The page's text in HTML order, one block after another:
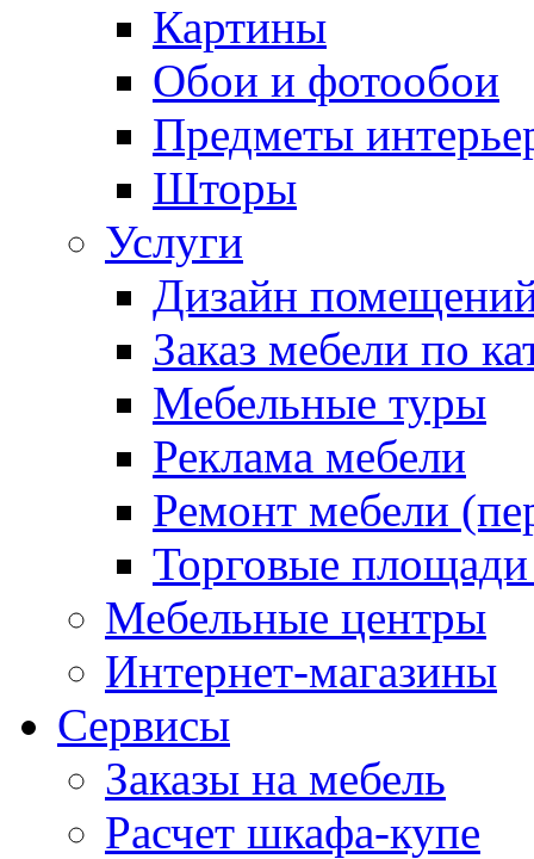
Картины
Обои и фотообои
Предметы
Шторы
Услуги
Дизайн
Заказ мебели по
Мебельные туры
Реклама мебели
Ремонт мебели
Торговые
Мебельные центры
Интернет-магазины
Сервисы
Заказы на мебель
Расчет шкафа-купе